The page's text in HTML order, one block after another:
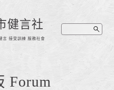
健言社
言 接受訓練 服務社會
Forum